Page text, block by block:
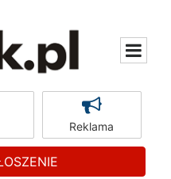
Reklama